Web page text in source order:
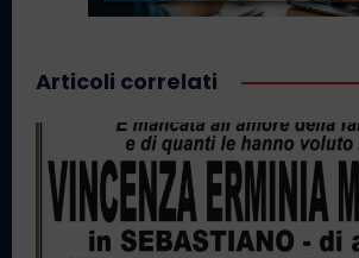
Articoli correlati